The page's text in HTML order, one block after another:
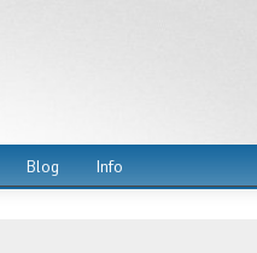
Blog Info